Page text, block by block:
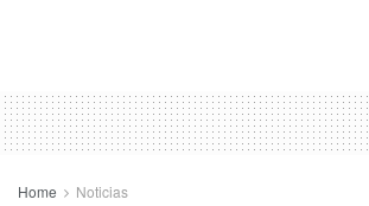
Home Noticias